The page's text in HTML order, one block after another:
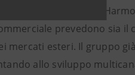
su due marchi:
prevedono sia il
mercati esteri. Il gruppo
allo sviluppo